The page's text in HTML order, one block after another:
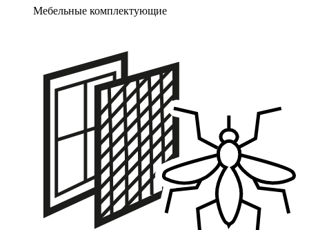
Мебельные комплектующие